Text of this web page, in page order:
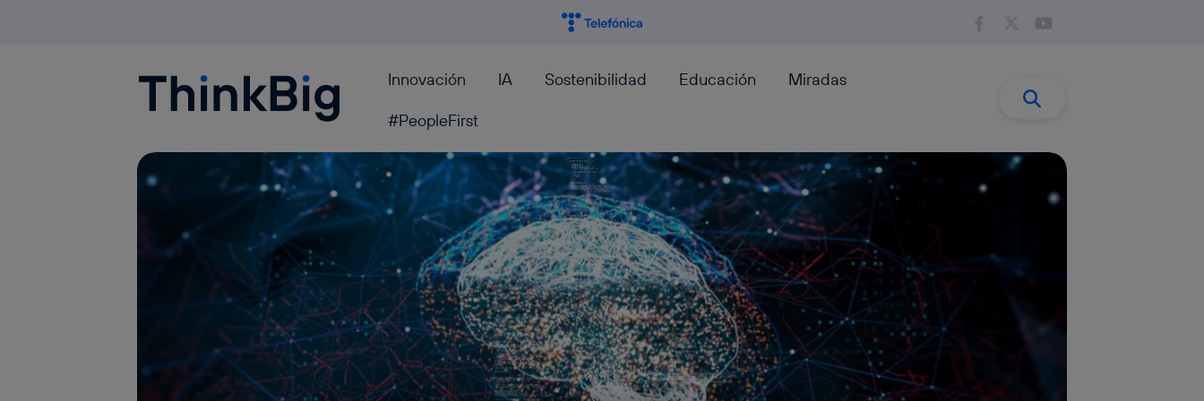
Blogthinkbig.com Innovación IA Sostenibilidad Educación
Miradas
#PeopleFirst
Buscar